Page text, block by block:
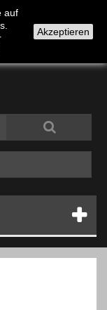
auf
Akzeptieren